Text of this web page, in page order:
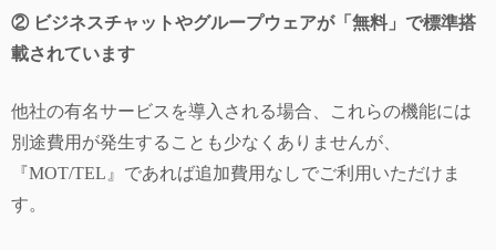
② ビジネスチャットやグループウェアが「無料」で標準搭
載されています
他社の有名サービスを導入される場合、これらの機能には
別途費用が発生することも少なくありませんが、
『MOT/TEL』であれば追加費用なしでご利用いただけま
す。